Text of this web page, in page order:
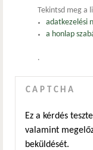
Tekintsd meg a
adatkezelési
a honlap
.
CAPTCHA
Ez a kérdés
valamint
beküldését.